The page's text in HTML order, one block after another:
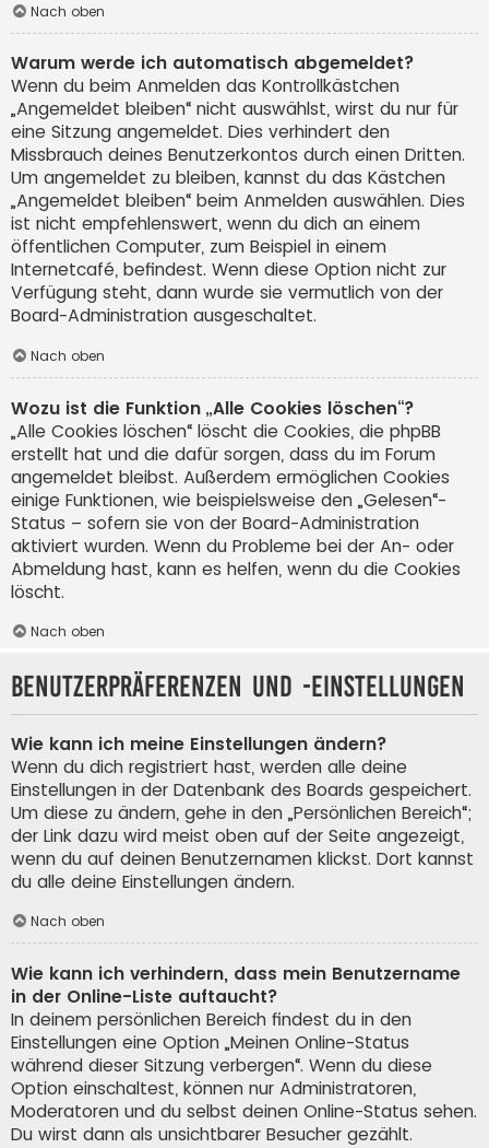
Nach oben
Warum werde ich automatisch abgemeldet?
Wenn du beim Anmelden das Kontrollkästchen
„Angemeldet bleiben“ nicht auswählst, wirst du nur für
eine Sitzung angemeldet. Dies verhindert den
Missbrauch deines Benutzerkontos durch einen Dritten.
Um angemeldet zu bleiben, kannst du das Kästchen
„Angemeldet bleiben“ beim Anmelden auswählen. Dies
ist nicht empfehlenswert, wenn du dich an einem
öffentlichen Computer, zum Beispiel in einem
Internetcafé, befindest. Wenn diese Option nicht zur
Verfügung steht, dann wurde sie vermutlich von der
Board-Administration ausgeschaltet.
Nach oben
Wozu ist die Funktion „Alle Cookies löschen“?
„Alle Cookies löschen“ löscht die Cookies, die phpBB
erstellt hat und die dafür sorgen, dass du im Forum
angemeldet bleibst. Außerdem ermöglichen Cookies
einige Funktionen, wie beispielsweise den „Gelesen“-
Status – sofern sie von der Board-Administration
aktiviert wurden. Wenn du Probleme bei der An- oder
Abmeldung hast, kann es helfen, wenn du die Cookies
löscht.
Nach oben
Benutzerpräferenzen und -einstellungen
Wie kann ich meine Einstellungen ändern?
Wenn du dich registriert hast, werden alle deine
Einstellungen in der Datenbank des Boards gespeichert.
Um diese zu ändern, gehe in den „Persönlichen Bereich“;
der Link dazu wird meist oben auf der Seite angezeigt,
wenn du auf deinen Benutzernamen klickst. Dort kannst
du alle deine Einstellungen ändern.
Nach oben
Wie kann ich verhindern, dass mein Benutzername
in der Online-Liste auftaucht?
In deinem persönlichen Bereich findest du in den
Einstellungen eine Option „Meinen Online-Status
während dieser Sitzung verbergen“. Wenn du diese
Option einschaltest, können nur Administratoren,
Moderatoren und du selbst deinen Online-Status sehen.
Du wirst dann als unsichtbarer Besucher gezählt.